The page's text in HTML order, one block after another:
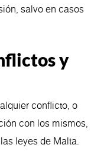
salvo en casos
y
conflicto, o
con los mismos,
leyes de Malta.